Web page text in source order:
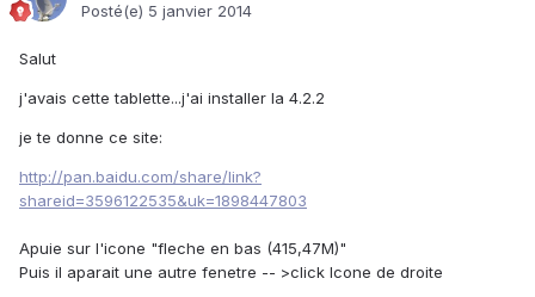
Posté(e) 5 janvier 2014
Salut
j'avais cette tablette...j'ai installer la 4.2.2
je te donne ce site:
http://pan.baidu.com/share/link?
shareid=3596122535&uk=1898447803
Apuie sur l'icone "fleche en bas (415,47M)"
Puis il aparait une autre fenetre -- >click Icone de droite